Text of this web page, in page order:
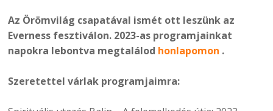
Az Örömvilág csapatával ismét ott leszünk az
Everness fesztiválon. 2023-as programjainkat
napokra lebontva megtalálod honlapomon .
Szeretettel várlak programjaimra: